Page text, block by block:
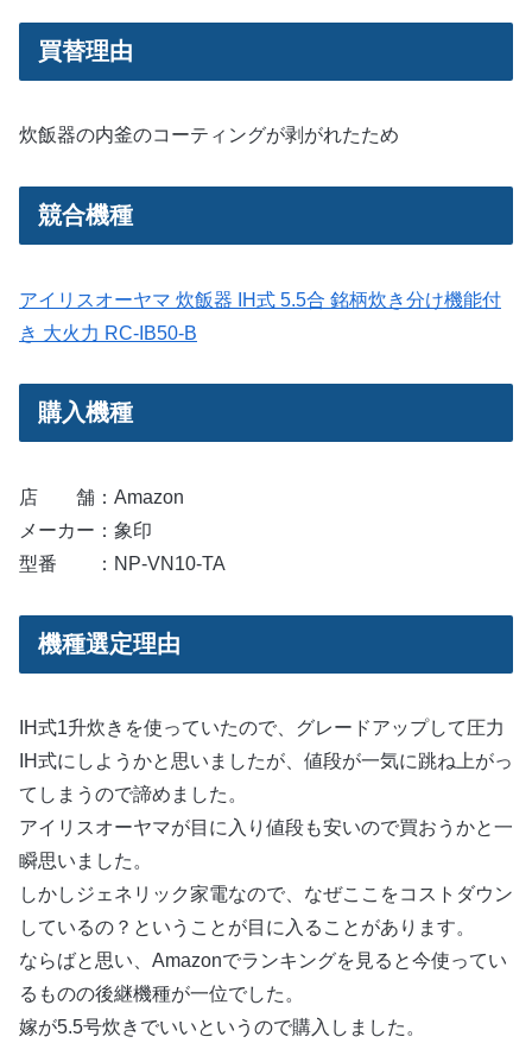
買替理由
炊飯器の内釜のコーティングが剥がれたため
競合機種
アイリスオーヤマ 炊飯器 IH式 5.5合 銘柄炊き分け機能付
き 大火力 RC-IB50-B
購入機種
店 舗：Amazon
メーカー：象印
型番 ：NP-VN10-TA
機種選定理由
IH式1升炊きを使っていたので、グレードアップして圧力
IH式にしようかと思いましたが、値段が一気に跳ね上がっ
てしまうので諦めました。
アイリスオーヤマが目に入り値段も安いので買おうかと一
瞬思いました。
しかしジェネリック家電なので、なぜここをコストダウン
しているの？ということが目に入ることがあります。
ならばと思い、Amazonでランキングを見ると今使ってい
るものの後継機種が一位でした。
嫁が5.5号炊きでいいというので購入しました。